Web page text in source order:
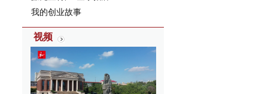
我的创业故事
视频